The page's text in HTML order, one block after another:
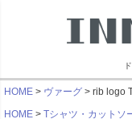
HOME ヴァーグ
rib logo
HOME
Tシャツ・カットソ